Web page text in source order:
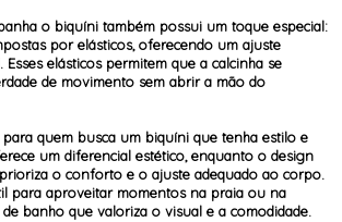
o biquíni também possui um toque especial:
por elásticos, oferecendo um ajuste
elásticos permitem que a calcinha se
de movimento sem abrir a mão do
quem busca um biquíni que tenha estilo e
um diferencial estético, enquanto o design
o conforto e o ajuste adequado ao corpo.
para aproveitar momentos na praia ou na
banho que valoriza o visual e a comodidade.